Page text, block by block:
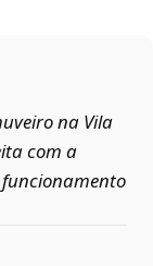
na Vila
com a